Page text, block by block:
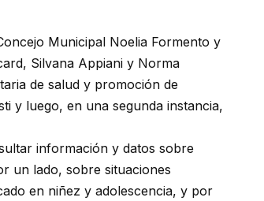
Municipal Noelia Formento y
Silvana Appiani y Norma
de salud y promoción de
y luego, en una segunda instancia,
información y datos sobre
un lado, sobre situaciones
en niñez y adolescencia, y por